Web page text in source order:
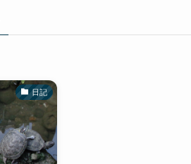
日記